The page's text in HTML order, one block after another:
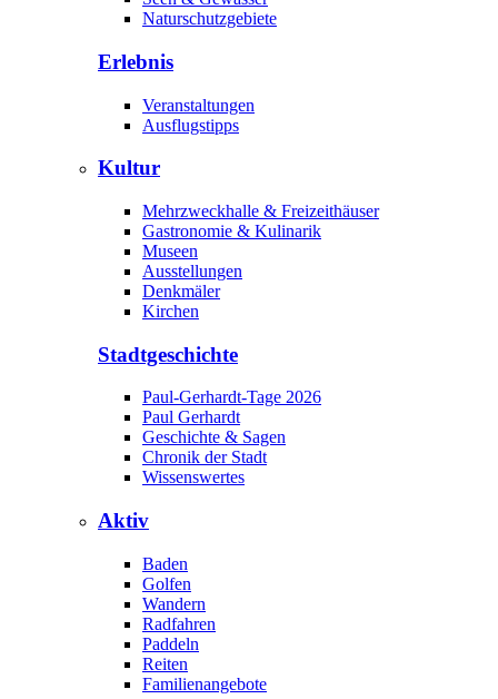
Naturschutzgebiete
Erlebnis
Veranstaltungen
Ausflugstipps
Kultur
Mehrzweckhalle & Freizeithäuser
Gastronomie & Kulinarik
Museen
Ausstellungen
Denkmäler
Kirchen
Stadtgeschichte
Paul-Gerhardt-Tage 2026
Paul Gerhardt
Geschichte & Sagen
Chronik der Stadt
Wissenswertes
Aktiv
Baden
Golfen
Wandern
Radfahren
Paddeln
Reiten
Familienangebote